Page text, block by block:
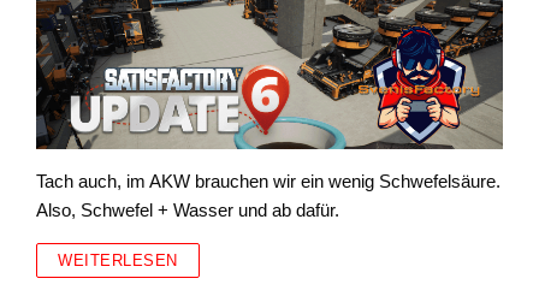
Tach auch, im AKW brauchen wir ein wenig Schwefelsäure.
Also, Schwefel + Wasser und ab dafür.
WEITERLESEN